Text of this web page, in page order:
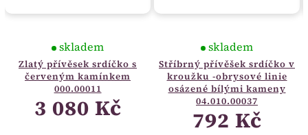
Zlatý přívěsek srdíčko s
červeným kamínkem
000.00011
skladem
3 080 Kč
Stříbrný přívěšek srdíčko v
kroužku -obrysové linie
osázené bílými kameny
04.010.00037
skladem
792 Kč